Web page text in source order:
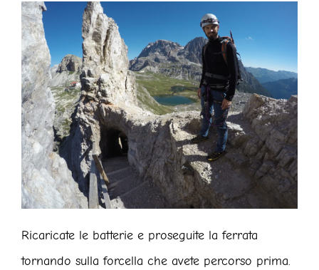
Ricaricate le batterie e proseguite la ferrata
tornando sulla forcella che avete percorso prima.